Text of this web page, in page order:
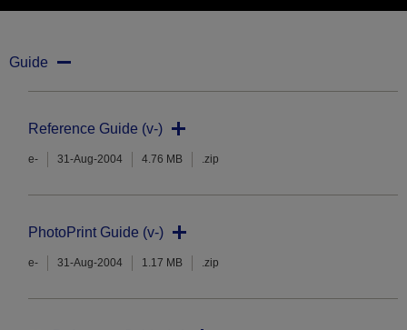
Guide
Reference Guide (v-)
e- 31-Aug-2004 4.76 MB .zip
PhotoPrint Guide (v-)
e- 31-Aug-2004 1.17 MB .zip